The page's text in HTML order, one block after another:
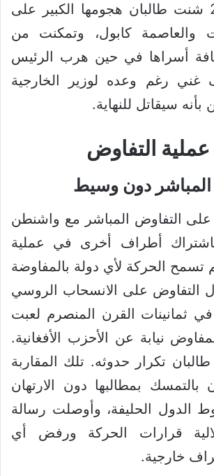
أغسطس 2021 شنت طالبان هجومها الكبير على
والعاصمة كابول، وتمكنت من
أسراها في حين هرب الرئيس
غني رغم وعده لوزير الخارجية
بأنه سيقاتل للنهاية.
التفاوض
التفاوض المباشر مع واشنطن
أطراف أخرى في عملية
تسمح الحركة لأي دولة بالمفاوضة
التفاوض على الانسحاب الروسي
ثمانينات القرن المنصرم لعبت
نيابة عن الأحزب الأفغانية.
تكرار حدوثه. تلك المقاربة
بمطالبها دون الارتهان
الدول الحليفة، وأوصلت رسالة
قرارات الحركة ورفض أي
خارجية.